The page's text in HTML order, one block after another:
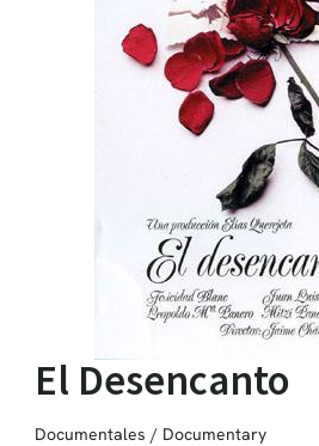
El Desencanto
Documentales / Documentary